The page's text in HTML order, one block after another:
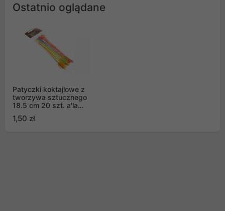
Ostatnio oglądane
Patyczki koktajlowe z
tworzywa sztucznego
18.5 cm 20 szt. a'la
1,50 zł